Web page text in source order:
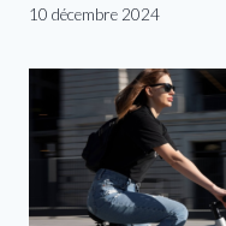
10 décembre 2024